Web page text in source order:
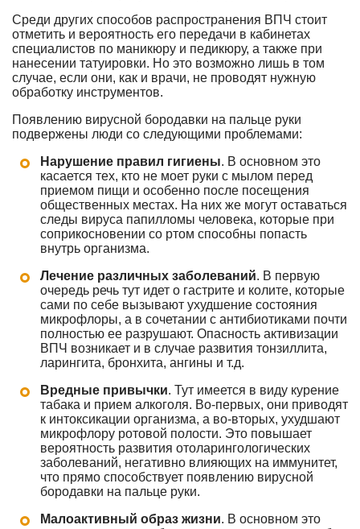
Среди других способов распространения ВПЧ стоит
отметить и вероятность его передачи в кабинетах
специалистов по маникюру и педикюру, а также при
нанесении татуировки. Но это возможно лишь в том
случае, если они, как и врачи, не проводят нужную
обработку инструментов.
Появлению вирусной бородавки на пальце руки
подвержены люди со следующими проблемами:
Нарушение правил гигиены. В основном это
касается тех, кто не моет руки с мылом перед
приемом пищи и особенно после посещения
общественных местах. На них же могут оставаться
следы вируса папилломы человека, которые при
соприкосновении со ртом способны попасть
внутрь организма.
Лечение различных заболеваний. В первую
очередь речь тут идет о гастрите и колите, которые
сами по себе вызывают ухудшение состояния
микрофлоры, а в сочетании с антибиотиками почти
полностью ее разрушают. Опасность активизации
ВПЧ возникает и в случае развития тонзиллита,
ларингита, бронхита, ангины и т.д.
Вредные привычки. Тут имеется в виду курение
табака и прием алкоголя. Во-первых, они приводят
к интоксикации организма, а во-вторых, ухудшают
микрофлору ротовой полости. Это повышает
вероятность развития отоларингологических
заболеваний, негативно влияющих на иммунитет,
что прямо способствует появлению вирусной
бородавки на пальце руки.
Малоактивный образ жизни. В основном это